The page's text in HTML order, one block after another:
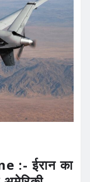
:- ईरान का